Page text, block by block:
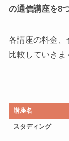
の通信講座を8
各講座の料金、
比較していきま
講座名
スタディング